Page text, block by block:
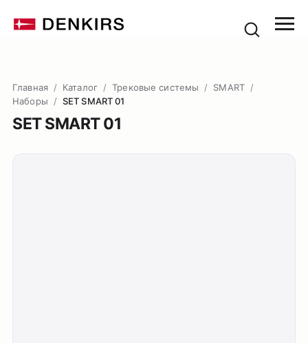
Главная / Каталог / Трековые системы / SMART /
Наборы
/ SET SMART 01
SET SMART 01